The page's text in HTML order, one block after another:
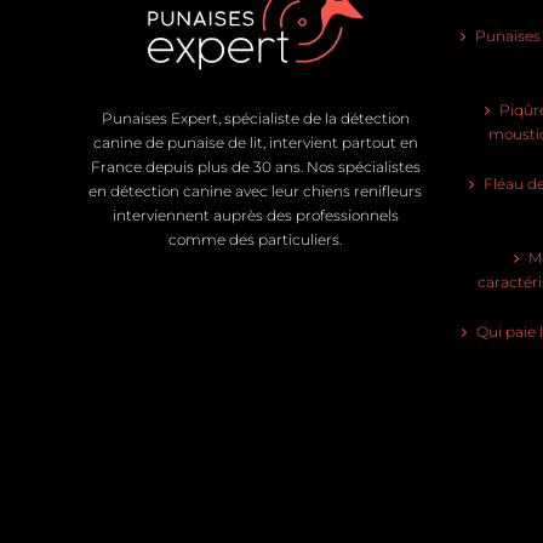
Punaises Expert, spécialiste de la détection
canine de punaise de lit, intervient partout en
France depuis plus de 30 ans. Nos spécialistes
en détection canine avec leur chiens renifleurs
interviennent auprès des professionnels
comme des particuliers.
Fléau
Qui paie